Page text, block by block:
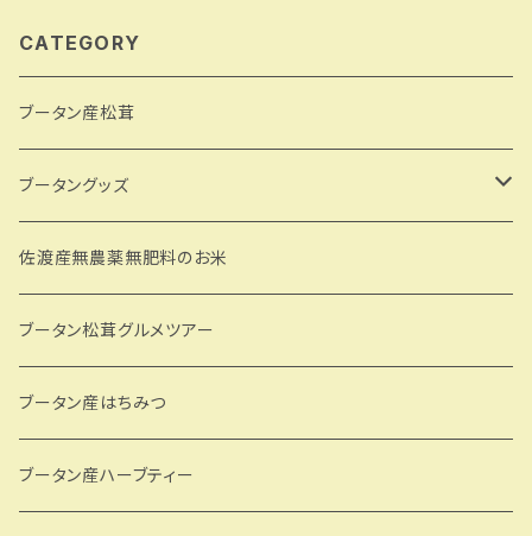
CATEGORY
ブータン産松茸
ブータングッズ
CDKのブータングッズ
佐渡産無農薬無肥料のお米
ブータン松茸グルメツアー
ブータン産はちみつ
ブータン産ハーブティー